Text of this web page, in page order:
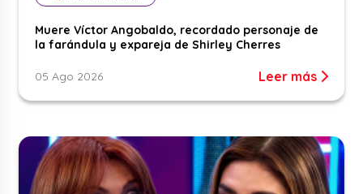
Muere Víctor Angobaldo, recordado personaje de
la farándula y expareja de Shirley Cherres
05 Ago 2026 Leer más